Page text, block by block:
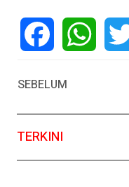
SEBELUM
TERKINI